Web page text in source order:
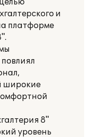
и
платформе
широкие
8"
уровень